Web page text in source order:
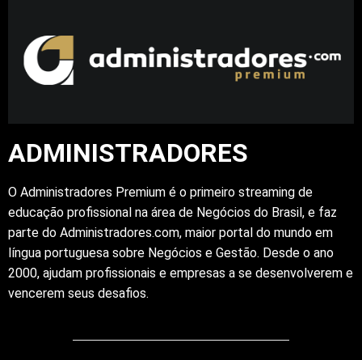
ADMINISTRADORES
O Administradores Premium é o primeiro streaming de
educação profissional na área de Negócios do Brasil, e faz
parte do Administradores.com, maior portal do mundo em
língua portuguesa sobre Negócios e Gestão. Desde o ano
2000, ajudam profissionais e empresas a se desenvolverem e
vencerem seus desafios.